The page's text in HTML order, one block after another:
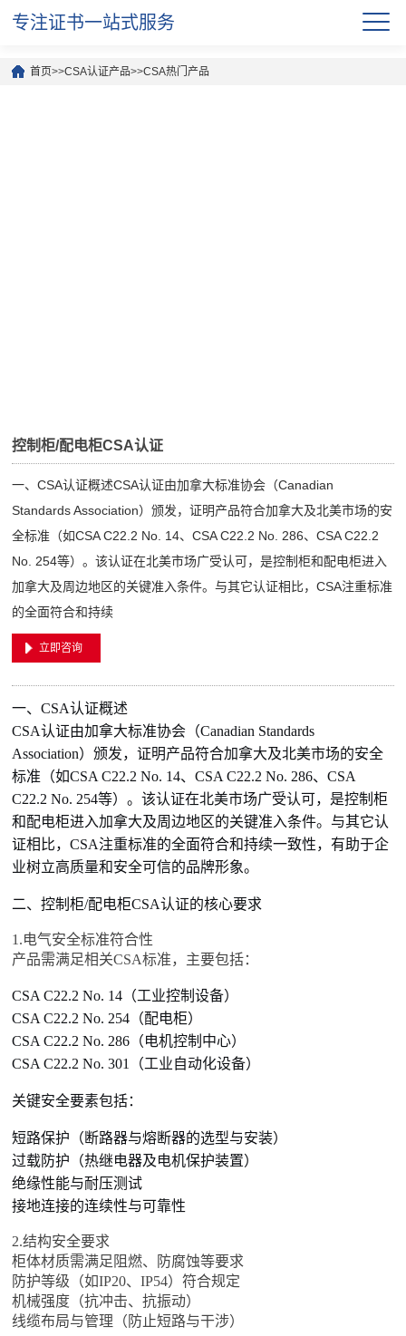
专注证书一站式服务
首页>>CSA认证产品>>CSA热门产品
控制柜/配电柜CSA认证
一、CSA认证概述CSA认证由加拿大标准协会（Canadian
Standards Association）颁发，证明产品符合加拿大及北美市场的安
全标准（如CSA C22.2 No. 14、CSA C22.2 No. 286、CSA C22.2
No. 254等）。该认证在北美市场广受认可，是控制柜和配电柜进入
加拿大及周边地区的关键准入条件。与其它认证相比，CSA注重标准
的全面符合和持续
立即咨询
一、CSA认证概述
CSA认证由加拿大标准协会（Canadian Standards
Association）颁发，证明产品符合加拿大及北美市场的安全
标准（如CSA C22.2 No. 14、CSA C22.2 No. 286、CSA
C22.2 No. 254等）。该认证在北美市场广受认可，是控制柜
和配电柜进入加拿大及周边地区的关键准入条件。与其它认
证相比，CSA注重标准的全面符合和持续一致性，有助于企
业树立高质量和安全可信的品牌形象。
二、控制柜/配电柜CSA认证的核心要求
1.电气安全标准符合性
产品需满足相关CSA标准，主要包括：
CSA C22.2 No. 14（工业控制设备）
CSA C22.2 No. 254（配电柜）
CSA C22.2 No. 286（电机控制中心）
CSA C22.2 No. 301（工业自动化设备）
关键安全要素包括：
短路保护（断路器与熔断器的选型与安装）
过载防护（热继电器及电机保护装置）
绝缘性能与耐压测试
接地连接的连续性与可靠性
2.结构安全要求
柜体材质需满足阻燃、防腐蚀等要求
防护等级（如IP20、IP54）符合规定
机械强度（抗冲击、抗振动）
线缆布局与管理（防止短路与干涉）